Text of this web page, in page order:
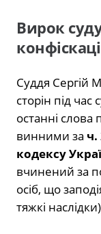
Вирок
Суддя Сергій
сторін під час
останні слова
винними за ч.
кодексу
вчинений за
осіб, що
тяжкі